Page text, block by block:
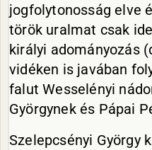
jogfolytonosság elve
török uralmat csak
királyi adományozás
vidéken is javában
falut Wesselényi
Györgynek és Pápai
Szelepcsényi György